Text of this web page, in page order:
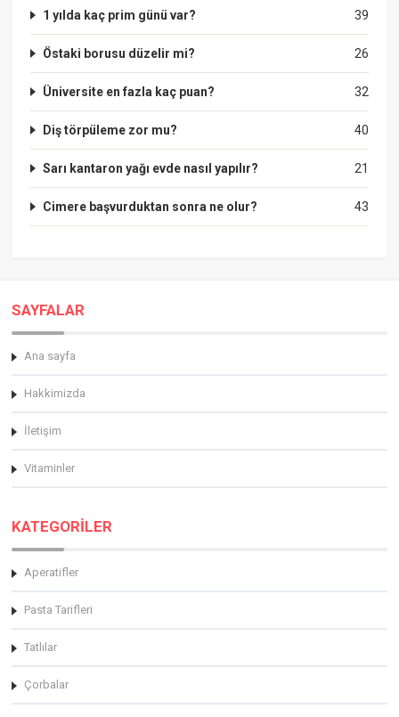
39
1 yılda kaç prim günü var?
26
Östaki borusu düzelir mi?
32
Üniversite en fazla kaç puan?
40
Diş törpüleme zor mu?
21
Sarı kantaron yağı evde nasıl yapılır?
43
Cimere başvurduktan sonra ne olur?
SAYFALAR
Ana sayfa
Hakkimizda
İletişim
Vitaminler
KATEGORİLER
Aperatifler
Pasta Tarifleri
Tatlılar
Çorbalar